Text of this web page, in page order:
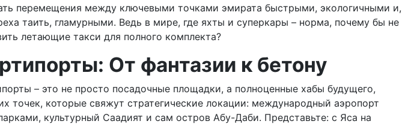
перемещения между ключевыми точками эмирата быстрыми, экологичными и,
таить, гламурными. Ведь в мире, где яхты и суперкары – норма, почему бы не
летающие такси для полного комплекта?
От фантазии к бетону
– это не просто посадочные площадки, а полноценные хабы будущего,
точек, которые свяжут стратегические локации: международный аэропорт
культурный Саадият и сам остров Абу-Даби. Представьте: с Яса на